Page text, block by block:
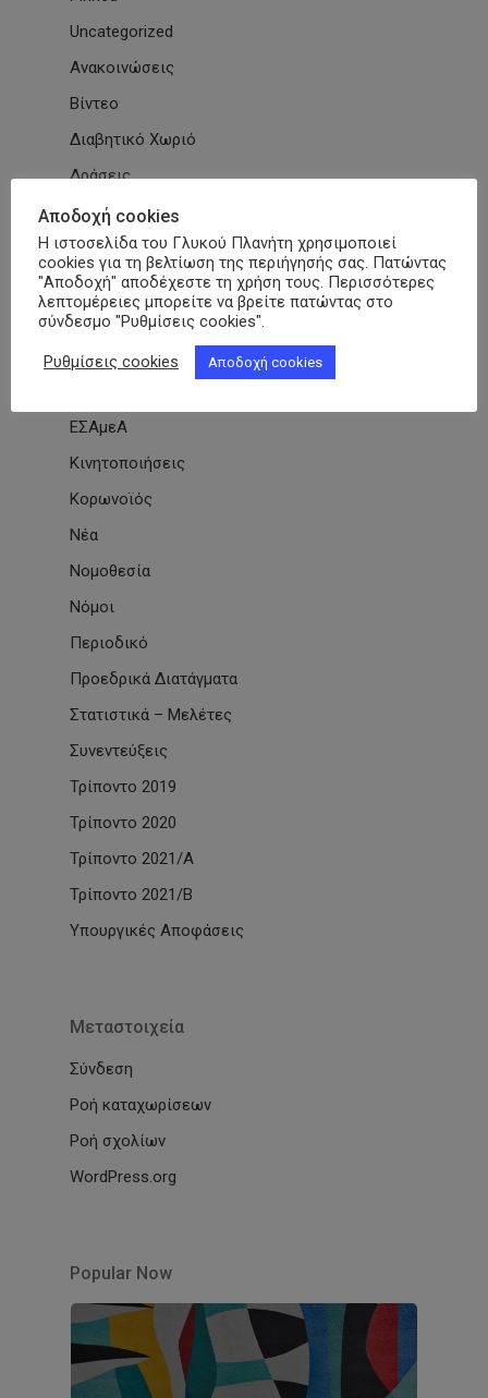
Uncategorized
Ανακοινώσεις
Βίντεο
Διαβητικό Χωριό
Δράσεις
Εγκύκλιοι
Εθνικές & Διεθνείς Συμβάσεις
Εκδηλώσεις Συλλόγων
Εκπαίδευση
Εκπαιδευτικά Μαθήματα
ΕΣΑμεΑ
Κινητοποιήσεις
Κορωνοϊός
Νέα
Νομοθεσία
Νόμοι
Περιοδικό
Προεδρικά Διατάγματα
Στατιστικά – Μελέτες
Συνεντεύξεις
Τρίποντο 2019
Τρίποντο 2020
Τρίποντο 2021/Α
Τρίποντο 2021/Β
Υπουργικές Αποφάσεις
Μεταστοιχεία
Σύνδεση
Ροή καταχωρίσεων
Ροή σχολίων
WordPress.org
Popular Now
Αποδοχή cookies
Η ιστοσελίδα του Γλυκού Πλανήτη χρησιμοποιεί
cookies για τη βελτίωση της περιήγησής σας. Πατώντας
"Αποδοχή" αποδέχεστε τη χρήση τους. Περισσότερες
λεπτομέρειες μπορείτε να βρείτε πατώντας στο
σύνδεσμο "Ρυθμίσεις cookies".
Ρυθμίσεις cookies Αποδοχή cookies